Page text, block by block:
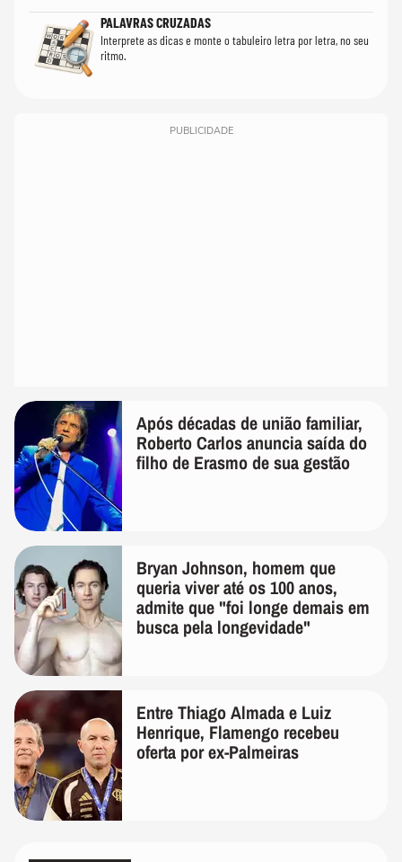
PALAVRAS CRUZADAS
Interprete as dicas e monte o tabuleiro letra por letra, no seu
ritmo.
PUBLICIDADE
Após décadas de união familiar,
Roberto Carlos anuncia saída do
filho de Erasmo de sua gestão
Bryan Johnson, homem que
queria viver até os 100 anos,
admite que "foi longe demais em
busca pela longevidade"
Entre Thiago Almada e Luiz
Henrique, Flamengo recebeu
oferta por ex-Palmeiras